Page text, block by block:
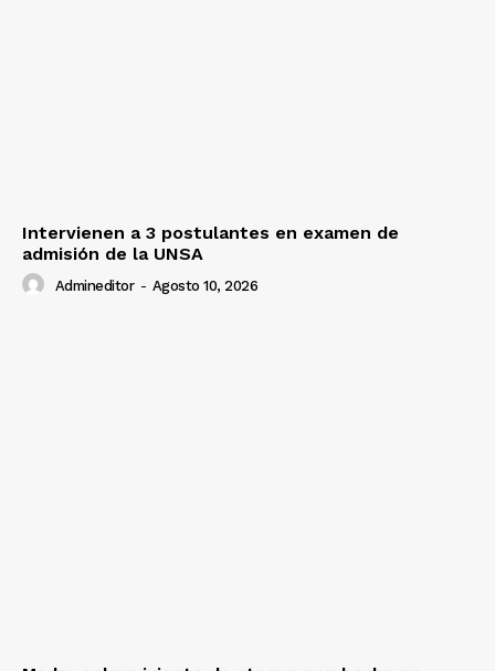
Intervienen a 3 postulantes en examen de
admisión de la UNSA
Admineditor - Agosto 10, 2026